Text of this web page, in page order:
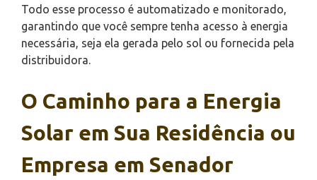
Todo esse processo é automatizado e monitorado,
garantindo que você sempre tenha acesso à energia
necessária, seja ela gerada pelo sol ou fornecida pela
distribuidora.
O Caminho para a Energia
Solar em Sua Residência ou
Empresa em Senador